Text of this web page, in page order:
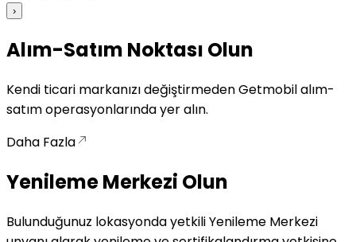
›
Alım-Satım Noktası Olun
Kendi ticari markanızı değiştirmeden Getmobil alım-
satım operasyonlarında yer alın.
Daha Fazla
Yenileme Merkezi Olun
Bulunduğunuz lokasyonda yetkili Yenileme Merkezi